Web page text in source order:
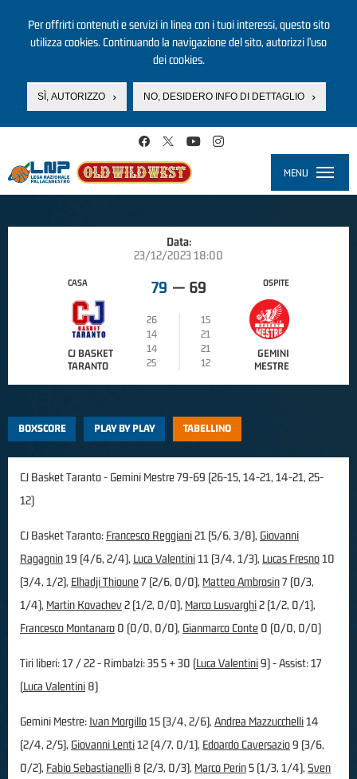
Per offrirti contenuti e servizi in linea con i tuoi interessi, questo sito
utilizza cookies. Continuando la navigazione del sito, autorizzi l’uso
dei cookies.
SÌ, AUTORIZZO NO, DESIDERO INFO DI DETTAGLIO
MENU
Data:
23/12/2023 18:00
CASA
CJ BASKET
TARANTO
79 — 69
26
15
14
21
14
21
25
12
OSPITE
GEMINI
MESTRE
BOXSCORE PLAY BY PLAY TABELLINO
CJ Basket Taranto - Gemini Mestre 79-69 (26-15, 14-21, 14-21, 25-
12)
CJ Basket Taranto: Francesco Reggiani21 (5/6, 3/8), Giovanni
Ragagnin19 (4/6, 2/4), Luca Valentini11 (3/4, 1/3), Lucas Fresno10
(3/4, 1/2), Elhadji Thioune7 (2/6, 0/0), Matteo Ambrosin7 (0/3,
1/4), Martin Kovachev2 (1/2, 0/0), Marco Lusvarghi2 (1/2, 0/1),
Francesco Montanaro 0 (0/0, 0/0), Gianmarco Conte 0 (0/0, 0/0)
Tiri liberi: 17 / 22 - Rimbalzi: 35 5 + 30 (Luca Valentini9) - Assist: 17
(Luca Valentini 8)
Gemini Mestre: Ivan Morgillo15 (3/4, 2/6), Andrea Mazzucchelli14
(2/4, 2/5), Giovanni Lenti12 (4/7, 0/1), Edoardo Caversazio9 (3/6,
0/2), Fabio Sebastianelli 8 (2/3, 0/3), Marco Perin5 (1/3, 1/4), Sven